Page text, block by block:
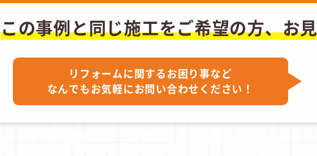
この事例と同じ施工をご希望の方、お
リフォームに関するお困り事など
なんでもお気軽にお問い合わせください！